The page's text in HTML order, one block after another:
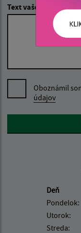
Text vašej správy
Oboznámil
údajov
Google reCaptcha
Deň
Pondelok:
Utorok:
Streda: